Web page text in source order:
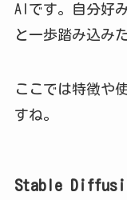
AIです。自分好
と一歩踏み込み
ここでは特徴や
すね。
Stable